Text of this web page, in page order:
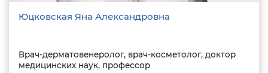
Юцковская Яна Александровна
Врач-дерматовенеролог, врач-косметолог, доктор
медицинских наук, профессор